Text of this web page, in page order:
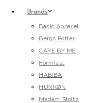
Brands
Basic Apparel
Bergs Potter
CARE BY ME
Formfast
HABIBA
HUNKØN
Madam Stoltz